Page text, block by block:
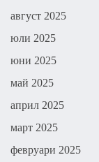
август 2025
юли 2025
юни 2025
май 2025
април 2025
март 2025
февруари 2025